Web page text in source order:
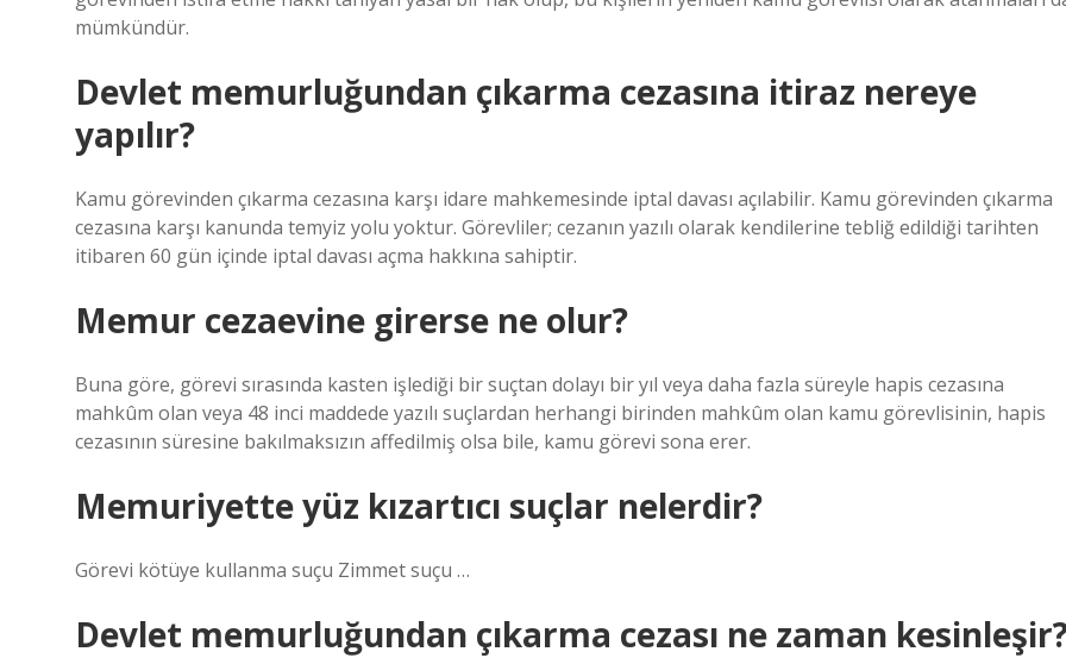
mümkündür.
Devlet memurluğundan çıkarma cezasına itiraz nereye
yapılır?
Kamu görevinden çıkarma cezasına karşı idare mahkemesinde iptal davası açılabilir. Kamu görevinden çıkarma
cezasına karşı kanunda temyiz yolu yoktur. Görevliler; cezanın yazılı olarak kendilerine tebliğ edildiği tarihten
itibaren 60 gün içinde iptal davası açma hakkına sahiptir.
Memur cezaevine girerse ne olur?
Buna göre, görevi sırasında kasten işlediği bir suçtan dolayı bir yıl veya daha fazla süreyle hapis cezasına
mahkûm olan veya 48 inci maddede yazılı suçlardan herhangi birinden mahkûm olan kamu görevlisinin, hapis
cezasının süresine bakılmaksızın affedilmiş olsa bile, kamu görevi sona erer.
Memuriyette yüz kızartıcı suçlar nelerdir?
Görevi kötüye kullanma suçu Zimmet suçu …
Devlet memurluğundan çıkarma cezası ne zaman